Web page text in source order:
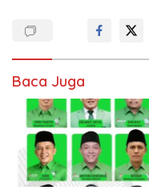
Baca Juga